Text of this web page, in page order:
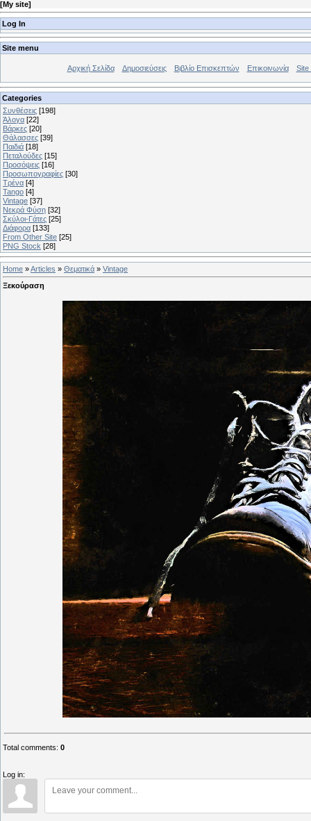
[My site]
Log In
Site menu
Αρχική Σελίδα Δημοσιεύσεις Βιβλίο Επισκεπτών Επικοινωνία Site
Categories
Συνθέσεις [198]
Άλογα [22]
Βάρκες [20]
Θάλασσες [39]
Παιδιά [18]
Πεταλούδες [15]
Προσόψεις [16]
Προσωπογραφίες [30]
Τρένα [4]
Tango [4]
Vintage [37]
Νεκρά Φύση [32]
Σκύλοι-Γάτες [25]
Διάφορα [133]
From Other Site [25]
PNG Stock [28]
Home »Articles » Θεματικά » Vintage
Ξεκούραση
Total comments: 0
Log in: